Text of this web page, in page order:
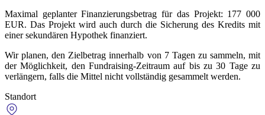
Maximal geplanter Finanzierungsbetrag für das Projekt: 177 000
EUR. Das Projekt wird auch durch die Sicherung des Kredits mit
einer sekundären Hypothek finanziert.
Wir planen, den Zielbetrag innerhalb von 7 Tagen zu sammeln, mit
der Möglichkeit, den Fundraising-Zeitraum auf bis zu 30 Tage zu
verlängern, falls die Mittel nicht vollständig gesammelt werden.
Standort